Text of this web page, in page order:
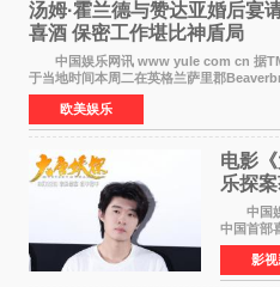
汤姆·霍兰德与赞达亚婚后宴
喜酒 保密工作堪比神盾局
中国娱乐网讯 www yule com cn 据
于当地时间本周二在英格兰萨里郡
顿）举办婚宴，邀请家人与朋友们喝喜酒，
欧美娱乐
电影
乐探
中国娱
中国首部
举办电影
制片人
对白指导
影视